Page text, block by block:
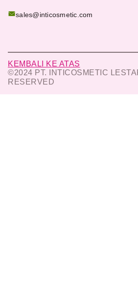
sales@inticosmetic.com
KEMBALI KE ATAS
©2024 PT. INTICOSMETIC
RESERVED